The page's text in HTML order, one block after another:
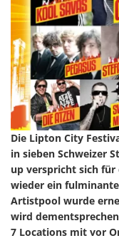
Die Lipton City
in sieben Schweizer
up verspricht sich für
wieder ein
Artistpool wurde
wird
7 Locations mit vor